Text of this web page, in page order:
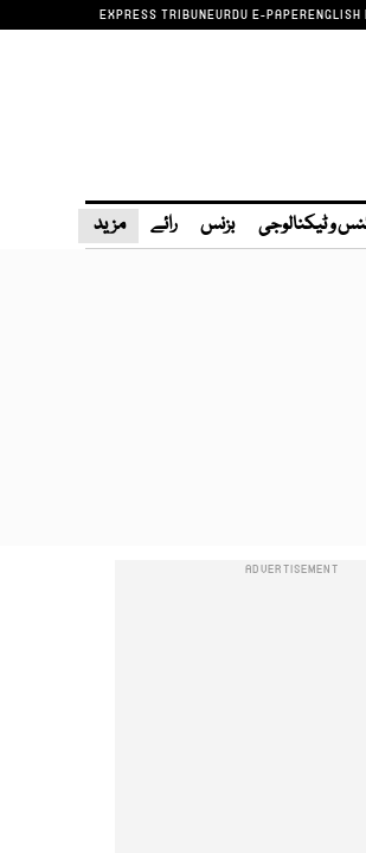
EXPRESS TRIBUNEURDU E-PAPERENGLISH
و ٹیکنالوجی بزنس رائے مزید